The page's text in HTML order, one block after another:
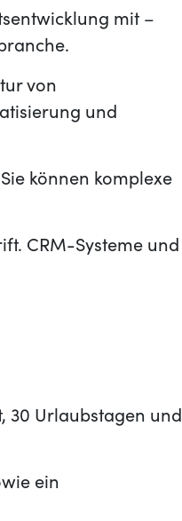
mit –
von
und
können komplexe
CRM-Systeme und
30 Urlaubstagen und
ein